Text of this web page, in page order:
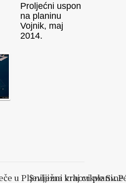
Proljećni uspon
na planinu
Vojnik, maj
2014.
u Pljevljima kraj crkve Sv.
Sniježni vrhovi planine